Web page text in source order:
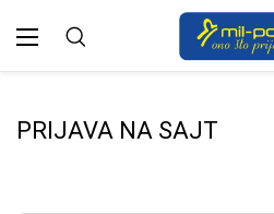
PRIJAVA NA SAJT